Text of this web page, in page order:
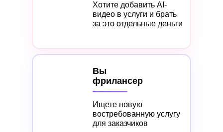
Хотите добавить AI-
видео в услуги и брать
за это отдельные деньги
Вы
фрилансер
Ищете новую
востребованную услугу
для заказчиков